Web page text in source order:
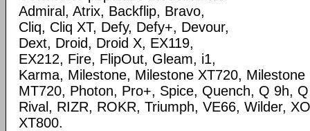
Admiral, Atrix, Backflip, Bravo,
Cliq, Cliq XT, Defy, Defy+, Devour,
Dext, Droid, Droid X, EX119,
EX212, Fire, FlipOut, Gleam, i1,
Karma, Milestone, Milestone XT720,
MT720, Photon, Pro+, Spice, Quench, Q 9h,
Rival, RIZR, ROKR, Triumph, VE66, Wilder,
XT800.